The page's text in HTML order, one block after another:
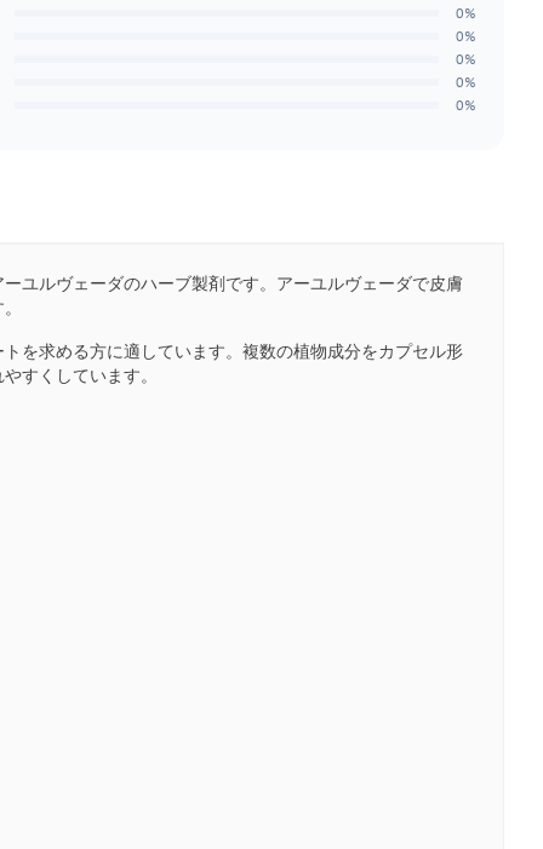
0%
0%
0%
0%
0%
ユルヴェーダのハーブ製剤です。アーユルヴェーダで皮膚
を求める方に適しています。複数の植物成分をカプセル形
すくしています。